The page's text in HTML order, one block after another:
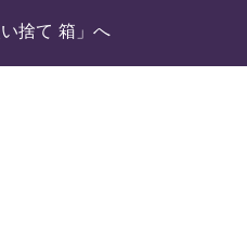
捨て 箱」へ